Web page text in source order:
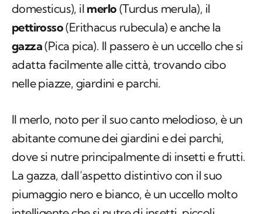
domesticus), il merlo (Turdus merula), il
pettirosso(Erithacus rubecula) e anche la
gazza(Pica pica). Il passero è un uccello che si
adatta facilmente alle città, trovando cibo
nelle piazze, giardini e parchi.
Il merlo, noto per il suo canto melodioso, è un
abitante comune dei giardini e dei parchi,
dove si nutre principalmente di insetti e frutti.
La gazza, dall’aspetto distintivo con il suo
piumaggio nero e bianco, è un uccello molto